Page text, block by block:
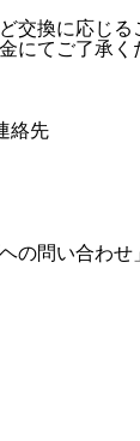
交換に応じる
にてご了承く
絡先
の問い合わせ